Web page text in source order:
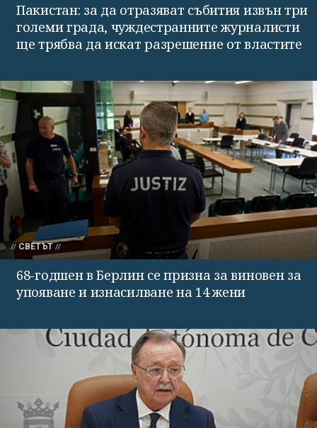
Пакистан: за да отразяват събития извън три
големи града, чуждестранните журналисти
ще трябва да искат разрешение от властите
СВЕТЪТ
68-годшен в Берлин се призна за виновен за
упояване и изнасилване на 14 жени